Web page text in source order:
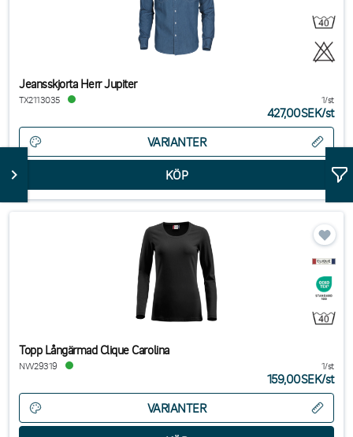
Jeansskjorta Herr Jupiter
TX2113035 1/st
427,00SEK/st
VARIANTER
Topp Långärmad Clique Carolina
NW29319 1/st
159,00SEK/st
VARIANTER